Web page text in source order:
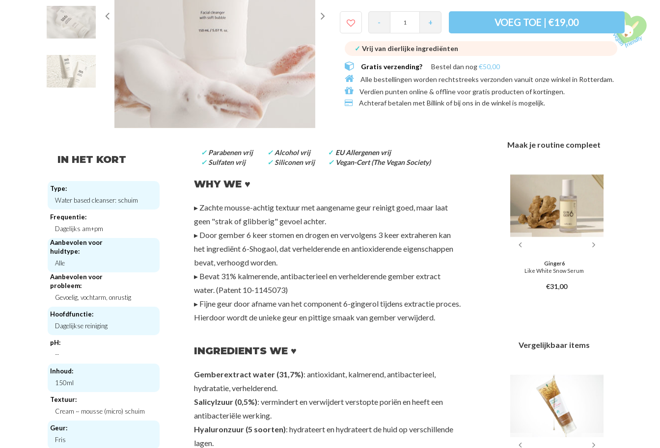
- + VOEG TOE | €19,00
✓ Vrij van dierlijke ingrediënten
Gratis verzending? Bestel dan nog€50,00
Alle bestellingen worden rechtstreeks verzonden vanuit onze winkel in Rotterdam.
Verdien punten online & offline voor gratis producten of kortingen.
Achteraf betalen met Billink of bij ons in de winkel is mogelijk.
IN HET KORT
Type:
Water based cleanser: schuim
Frequentie:
Dagelijks am+pm
Aanbevolen voor
huidtype:
Alle
Aanbevolen voor
probleem:
Gevoelig, vochtarm, onrustig
Hoofdfunctie:
Dagelijkse reiniging
pH:
--
Inhoud:
150ml
Textuur:
Cream ~ mousse (micro) schuim
Geur:
Fris
✓Parabenen vrij
✓Sulfaten vrij
✓ Alcohol vrij
✓Siliconen vrij
✓ EU Allergenen vrij
✓Vegan-Cert(The Vegan Society)
WHY WE ♥
▸ Zachte mousse-achtig textuur met aangename geur reinigt goed, maar laat
geen "strak of glibberig" gevoel achter.
▸ Door gember 6 keer stomen en drogen en vervolgens 3 keer extraheren kan
het ingrediënt 6-Shogaol, dat verhelderende en antioxiderende eigenschappen
bevat, verhoogd worden.
▸ Bevat 31% kalmerende, antibacterieel en verhelderende gember extract
water. (Patent 10-1145073)
▸ Fijne geur door afname van het component 6-gingerol tijdens extractie proces.
Hierdoor wordt de unieke geur en pittige smaak van gember verwijderd.
INGREDIENTS WE ♥
Gemberextract water (31,7%): antioxidant, kalmerend, antibacterieel,
hydratatie, verhelderend.
Salicylzuur (0,5%): vermindert en verwijdert verstopte poriën en heeft een
antibacteriële werking.
Hyaluronzuur (5 soorten): hydrateert en hydrateert de huid op verschillende
lagen.
Maak je routine compleet
Beauty of Joseon
SPF50 PA++++
€24,00
Ginger6
Like White Snow Serum
€31,00
Vergelijkbaar items